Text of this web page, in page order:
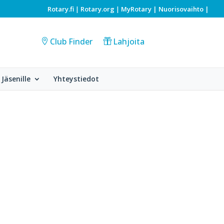
Rotary.fi | Rotary.org | MyRotary | Nuorisovaihto |
Club Finder Lahjoita
Jäsenille Yhteystiedot